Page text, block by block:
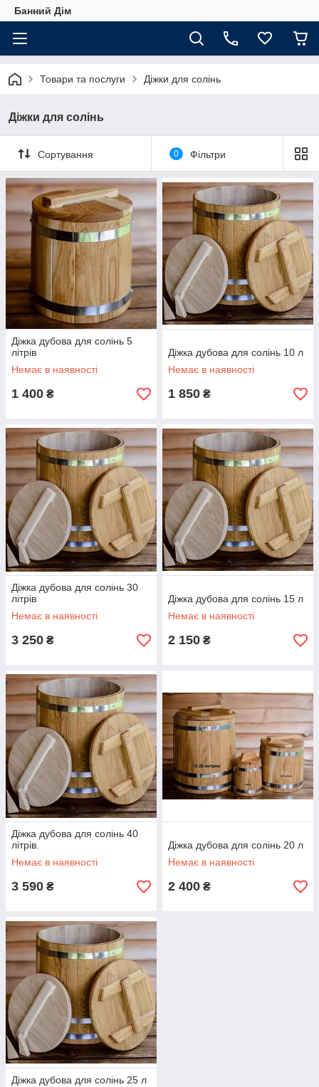
Банний Дім
Товари та послуги Діжки для солінь
Діжки для солінь
Сортування 0 Фільтри
Діжка дубова для солінь 5
літрів
Немає в наявності
1 400 ₴
Діжка дубова для солінь 10 л
Немає в наявності
1 850 ₴
Діжка дубова для солінь 30
літрів
Немає в наявності
3 250 ₴
Діжка дубова для солінь 15 л
Немає в наявності
2 150 ₴
Діжка дубова для солінь 40
літрів.
Немає в наявності
3 590 ₴
Діжка дубова для солінь 20 л
Немає в наявності
2 400 ₴
Діжка дубова для солінь 25 л